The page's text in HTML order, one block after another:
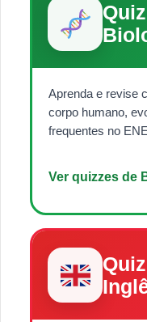
Aprenda e revise
corpo humano,
frequentes no
Ver quizzes de